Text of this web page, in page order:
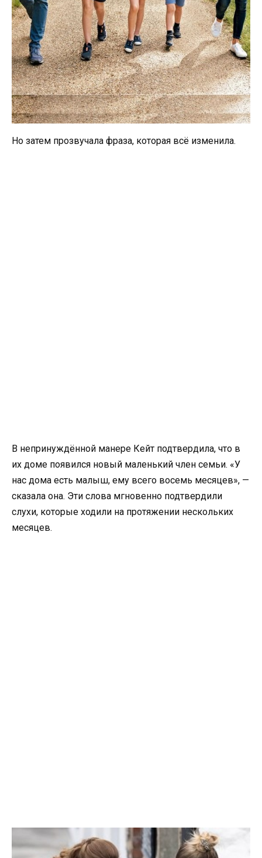
Но затем прозвучала фраза, которая всё изменила.
В непринуждённой манере Кейт подтвердила, что в
их доме появился новый маленький член семьи. «У
нас дома есть малыш, ему всего восемь месяцев», —
сказала она. Эти слова мгновенно подтвердили
слухи, которые ходили на протяжении нескольких
месяцев.